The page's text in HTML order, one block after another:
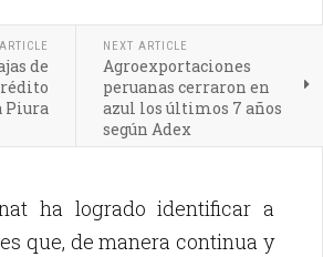
de
Piura
NEXT ARTICLE
Agroexportaciones
peruanas cerraron en
azul los últimos 7 años
según Adex
ha logrado identificar a
que, de manera continua y